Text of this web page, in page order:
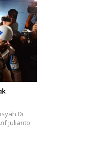
Di
Julianto